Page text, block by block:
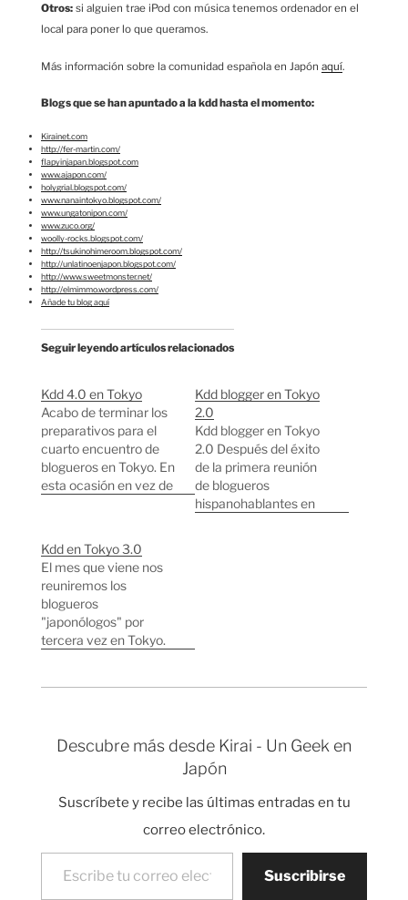
Otros: si alguien trae iPod con música tenemos ordenador en el
local para poner lo que queramos.
Más información sobre la comunidad española en Japón aquí.
Blogs que se han apuntado a la kdd hasta el momento:
Kirainet.com
http://fer-martin.com/
flapyinjapan.blogspot.com
www.ajapon.com/
holygrial.blogspot.com/
www.nanaintokyo.blogspot.com/
www.ungatonipon.com/
www.zuco.org/
woolly-rocks.blogspot.com/
http://tsukinohimeroom.blogspot.com/
http://unlatinoenjapon.blogspot.com/
http://www.sweetmonster.net/
http://elmimmo.wordpress.com/
Añade tu blog aquí
Seguir leyendo artículos relacionados
Kdd 4.0 en Tokyo
Acabo de terminar los
preparativos para el
cuarto encuentro de
blogueros en Tokyo. En
esta ocasión en vez de
horas en Shibuya. El
plan es reunirnos allí
durante un par de
horitas para charlar y
luego continuar en
algún…
Kdd blogger en Tokyo
2.0
Kdd blogger en Tokyo
2.0 Después del éxito
de la primera reunión
de blogueros
hispanohablantes en
de…
Kdd en Tokyo 3.0
El mes que viene nos
reuniremos los
blogueros
"japonólogos" por
tercera vez en Tokyo.
apuntarte a la kdd
click…
Descubre más desde Kirai - Un Geek en
Japón
Suscríbete y recibe las últimas entradas en tu
correo electrónico.
Escribe tu correo electrónico…
Suscribirse